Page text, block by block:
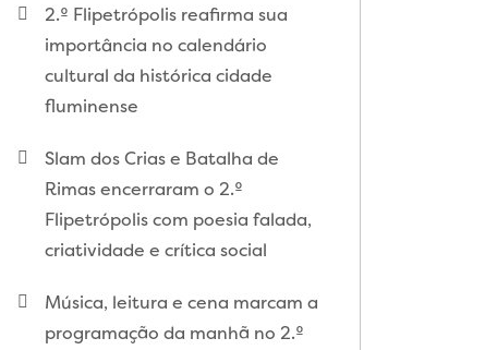
2.º Flipetrópolis reafirma sua
importância no calendário
cultural da histórica cidade
fluminense
Slam dos Crias e Batalha de
Rimas encerraram o 2.º
Flipetrópolis com poesia falada,
criatividade e crítica social
Música, leitura e cena marcam a
programação da manhã no 2.º